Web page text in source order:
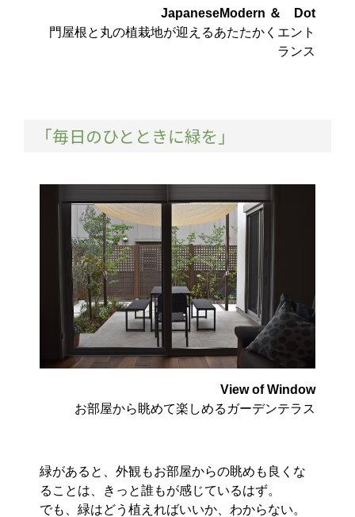
JapaneseModern ＆ Dot
門屋根と丸の植栽地が迎えるあたたかくエント
ランス
「毎日のひとときに緑を」
View of Window
お部屋から眺めて楽しめるガーデンテラス
緑があると、外観もお部屋からの眺めも良くな
ることは、きっと誰もが感じているはず。
でも、緑はどう植えればいいか、わからない。